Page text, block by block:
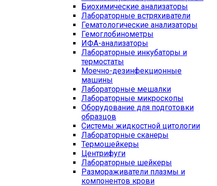
Биохимические анализаторы
Лабораторные встряхиватели
Гематологические анализаторы
Гемоглобинометры
ИФА-анализаторы
Лабораторные инкубаторы и
термостаты
Моечно-дезинфекционные
машины
Лабораторные мешалки
Лабораторные микроскопы
Оборудование для подготовки
образцов
Системы жидкостной цитологии
Лабораторные сканеры
Термошейкеры
Центрифуги
Лабораторные шейкеры
Размораживатели плазмы и
компонентов крови